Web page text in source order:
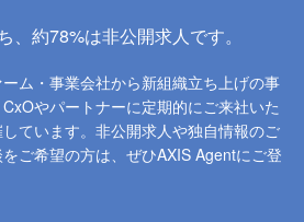
、約78%は非公開求人です。
ム・事業会社から新組織立ち上げの事
CxOやパートナーに定期的にご来社いた
ています。 非公開求人や独自情報のご
ご希望の方は、ぜひAXIS Agentにご登